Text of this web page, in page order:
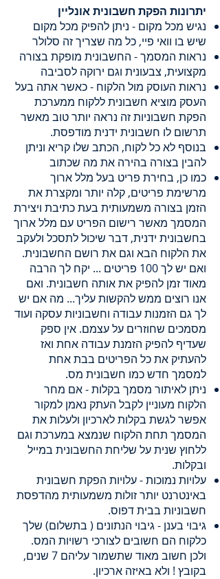
יתרונות הפקת חשבונית אונליין
נגיש מכל מקום - ניתן להפיק מכל מקום
שיש בו וואי פיי, כל מה שצריך זה סלולר
נראות המסמך - החשבונית מופקת בצורה
מקצועית, צבעונית וגם ירוקה לסביבה
נראות העוסק מול הלקוח - כאשר אתה בעל
העסק מוציא חשבונית ללקוח ממערכת
הפקת חשבוניות זה נראה יותר טוב מאשר
תרשום לו חשבונית ידנית מודפסת.
בנוסף לא כל לקוח, הכתב שלו קריא וניתן
להבין בצורה בהירה את מה שכתוב
כמו כן, בחירת פריט בעל מלל ארוך
מרשימת פריטים, קלה יותר ומקצרת את
הזמן בצורה משמעותית בעת כתיבת ויצירת
המסמך מאשר רישום הפריט עם מלל ארוך
בחשבונית ידנית, דבר שיכול לתסכל ולעקב
את הלקוח הבא וגם את רושם החשבונית.
ואם יש לך 100 פריטים ... יקח לך הרבה
מאוד זמן להפיק את אותה חשבונית. ואם
אנו רוצים ממש להקשות עליך... מה אם יש
לך גם הזמנות עבודה וחשבוניות עסקה ועוד
מסמכים שחוזרים על עצמם. אין ספק
שעדיף להפיק הזמנת עבודה אחת ואז
להעתיק את כל הפריטים בבת אחת
למסמך חדש כמו חשבונית מס.
ניתן לאיתור מסמך בקלות - אם מחר
הלקוח מעוניין לקבל העתק נאמן למקור
אפשר לגשת בקלות לארכיון ולעלות את
המסמך תחת הלקוח שנמצא במערכת וגם
ללחוץ שנית על שליחת החשבונית במייל
ובקלות.
עלויות נמוכות - עלויות הפקת חשבונית
באינטרנט יותר זולות משמעותית מהדפסת
חשבוניות בבית דפוס.
גיבוי בענן - גיבוי הנתונים ( בתשלום) שלך
כלקוח הם חשובים לצורכי רשויות המס.
ולכן חשוב מאוד שתשמור עליהם 7 שנים,
בקובץ ! ולא באיזה ארכיון.